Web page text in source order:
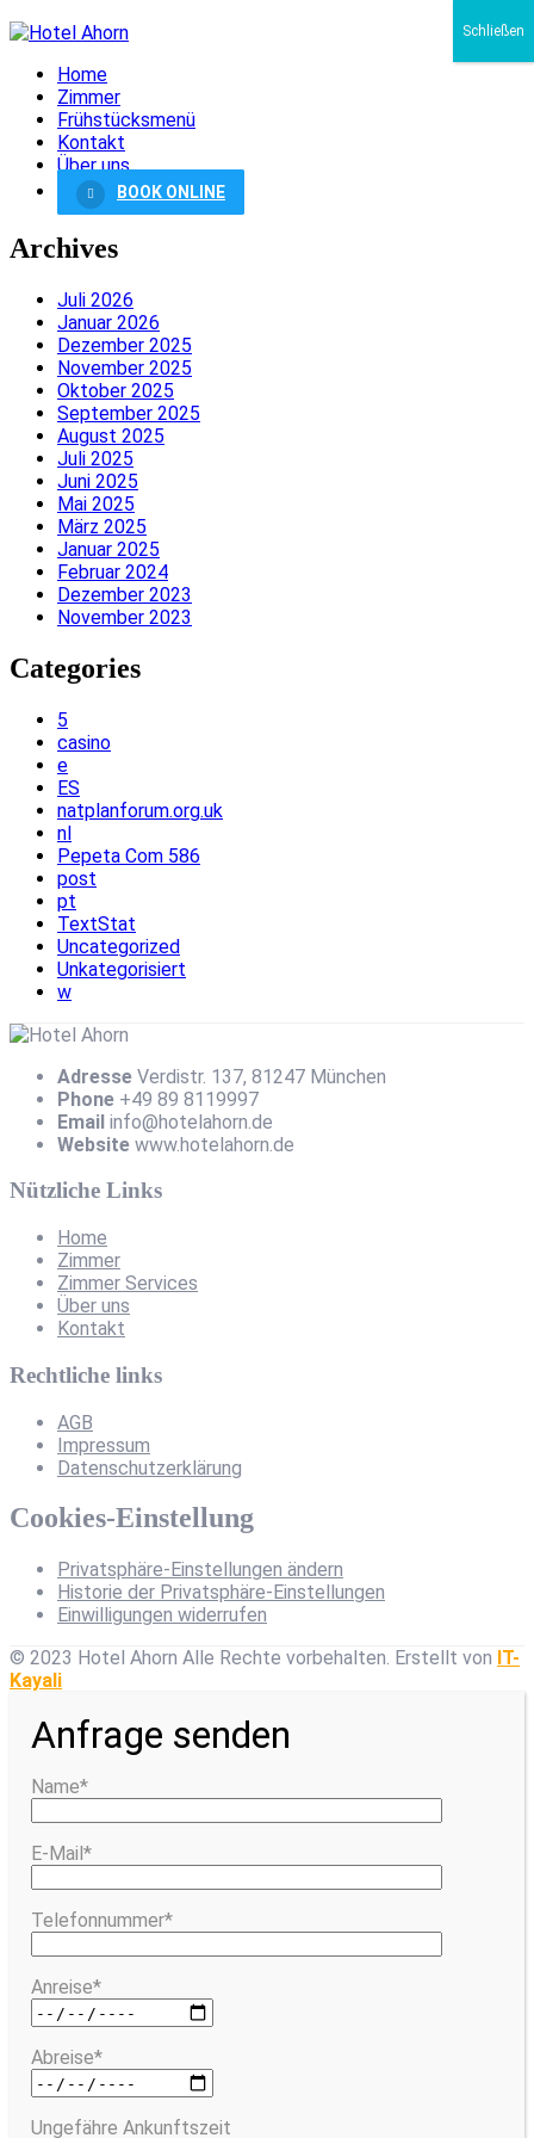
Home
Zimmer
Frühstücksmenü
Kontakt
Über uns
BOOK ONLINE
Archives
Juli 2026
Januar 2026
Dezember 2025
November 2025
Oktober 2025
September 2025
August 2025
Juli 2025
Juni 2025
Mai 2025
März 2025
Januar 2025
Februar 2024
Dezember 2023
November 2023
Categories
5
casino
e
ES
natplanforum.org.uk
nl
Pepeta Com 586
post
pt
TextStat
Uncategorized
Unkategorisiert
w
Adresse Verdistr. 137, 81247 München
Phone +49 89 8119997
Email info@hotelahorn.de
Website www.hotelahorn.de
Nützliche Links
Home
Zimmer
Zimmer Services
Über uns
Kontakt
Rechtliche links
AGB
Impressum
Datenschutzerklärung
Cookies-Einstellung
Privatsphäre-Einstellungen ändern
Historie der Privatsphäre-Einstellungen
Einwilligungen widerrufen
© 2023 Hotel Ahorn Alle Rechte vorbehalten. Erstellt von IT-
Kayali
Anfrage senden
Name*
E-Mail*
Telefonnummer*
Anreise*
Abreise*
Ungefähre Ankunftszeit
Schließen